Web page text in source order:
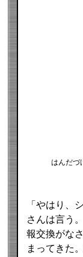
はんだづ
「やはり、
さんは言う
報交換がな
まってきた